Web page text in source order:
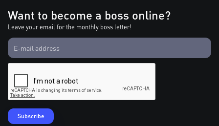
Want to become a boss online?
Leave your email for the monthly boss letter!